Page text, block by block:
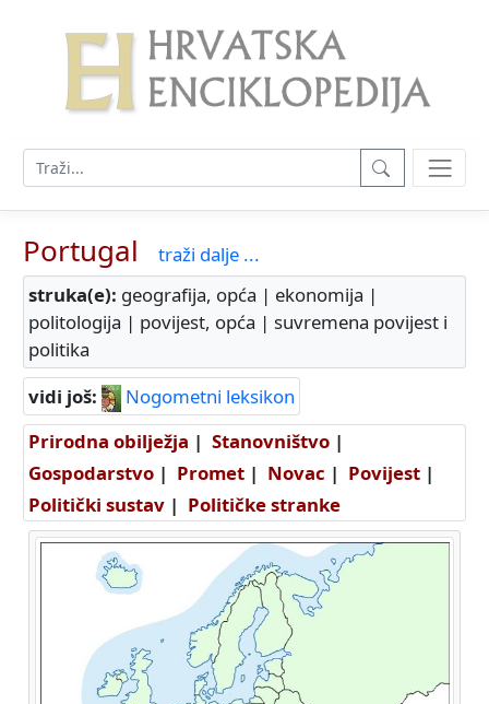
Portugal
traži dalje ...
struka(e): geografija, opća | ekonomija |
politologija | povijest, opća | suvremena povijest i
politika
vidi još:
Nogometni leksikon
Prirodna obilježja | Stanovništvo |
Gospodarstvo | Promet | Novac | Povijest |
Politički sustav | Političke stranke